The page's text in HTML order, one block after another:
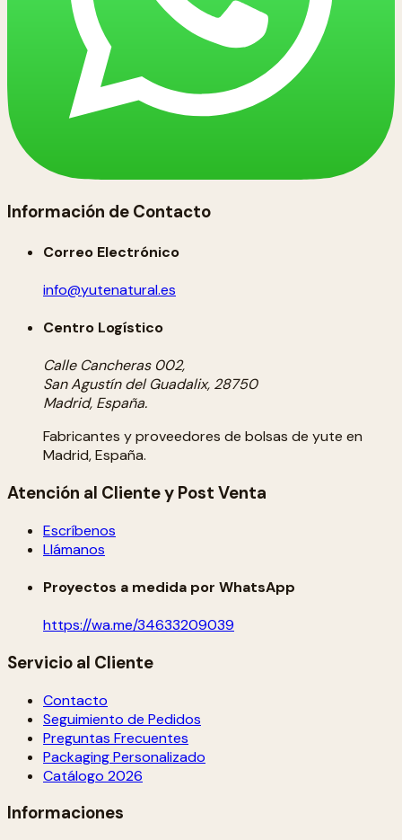
Información de Contacto
Correo Electrónico
info@yutenatural.es
Centro Logístico
Calle Cancheras 002,
San Agustín del Guadalix, 28750
Madrid, España.
Fabricantes y proveedores de bolsas de yute en
Madrid, España.
Atención al Cliente y Post Venta
Escríbenos
Llámanos
Proyectos a medida por WhatsApp
https://wa.me/34633209039
Servicio al Cliente
Contacto
Seguimiento de Pedidos
Preguntas Frecuentes
Packaging Personalizado
Catálogo 2026
Informaciones